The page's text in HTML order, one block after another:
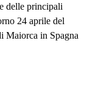
delle principali
24 aprile del
Maiorca in Spagna